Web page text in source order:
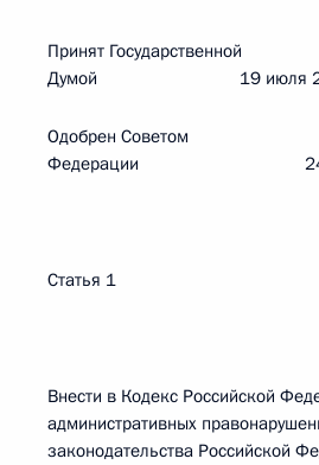
Принят Государственной
Думой 19 июля
Одобрен Советом
Федерации 24 июля
Статья 1
Внести в Кодекс Российской
административных
законодательства Российской